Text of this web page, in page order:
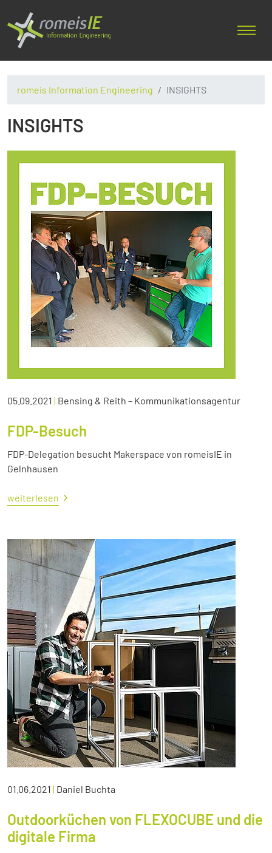
romeis Information Engineering INSIGHTS
INSIGHTS
05.09.2021 | Bensing & Reith – Kommunikationsagentur
FDP-Besuch
FDP-Delegation besucht Makerspace von romeisIE in
Gelnhausen
weiterlesen
01.06.2021 | Daniel Buchta
Outdoorküchen von FLEXOCUBE und die
digitale Firma